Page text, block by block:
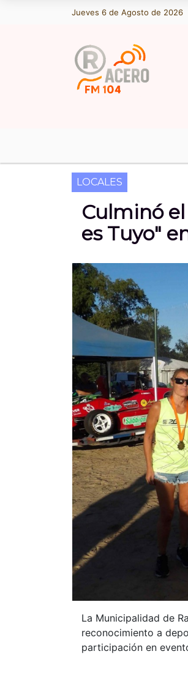
Jueves 6 de Agosto de 2026
Hoy es Jueves 6
LOCALES
Culminó
es Tuyo"
La Municipalidad de
reconocimiento a
participación en